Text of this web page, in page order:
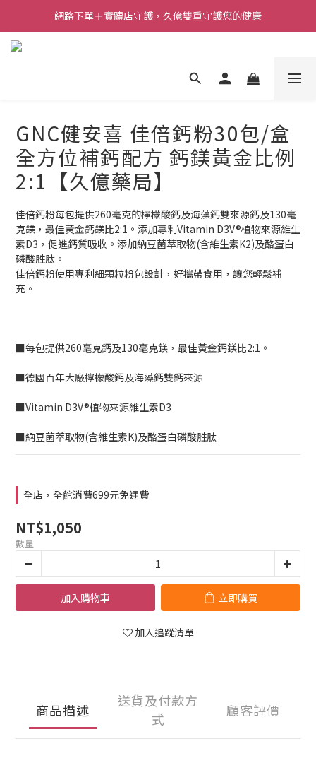
網路下單＋實體店守護，久億雙重守護您的健康
GNC健安喜 佳倍鈣粉30包/盒
全方位補鈣配方 鈣鎂黃金比例
2:1【久億藥局】
佳倍鈣粉每包提供260毫克的檸檬酸鈣及海藻鈣雙來源鈣及130毫
克鎂，最佳黃金鈣鎂比2:1。添加專利Vitamin D3V®植物來源維生
素D3，促進鈣質吸收。添加納豆菌萃取物(含維生素K2)及酪蛋白
磷酸胜肽。
佳倍鈣粉使用專利細顆粒粉包設計，好攜帶食用，讓您輕鬆補
充。
■每包提供260毫克鈣及130毫克鎂，最佳黃金鈣鎂比2:1。
■德國百年大廠檸檬酸鈣及海藻鈣雙鈣來源
■Vitamin D3V®植物來源維生素D3
■納豆菌萃取物(含維生素K)及酪蛋白磷酸胜肽
全店，全館消費699元免運費
NT$1,050
數量
加入購物車 立即購買
加入追蹤清單
商品描述
送貨及付款方
式
顧客評價